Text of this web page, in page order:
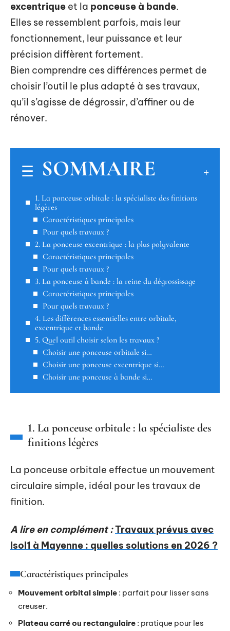
excentrique et la ponceuse à bande.
Elles se ressemblent parfois, mais leur
fonctionnement, leur puissance et leur
précision diffèrent fortement.
Bien comprendre ces différences permet de
choisir l’outil le plus adapté à ses travaux,
qu’il s’agisse de dégrossir, d’affiner ou de
rénover.
SOMMAIRE
1. La ponceuse orbitale : la spécialiste des finitions
légères
Caractéristiques principales
Pour quels travaux ?
2. La ponceuse excentrique : la plus polyvalente
Caractéristiques principales
Pour quels travaux ?
3. La ponceuse à bande : la reine du dégrossissage
Caractéristiques principales
Pour quels travaux ?
4. Les différences essentielles entre orbitale,
excentrique et bande
5. Quel outil choisir selon les travaux ?
Choisir une ponceuse orbitale si…
Choisir une ponceuse excentrique si…
Choisir une ponceuse à bande si…
1. La ponceuse orbitale : la spécialiste des
finitions légères
La ponceuse orbitale effectue un mouvement
circulaire simple, idéal pour les travaux de
finition.
A lire en complément :Travaux prévus avec
Isol1 à Mayenne : quelles solutions en 2026 ?
Caractéristiques principales
Mouvement orbital simple : parfait pour lisser sans
creuser.
Plateau carré ou rectangulaire : pratique pour les